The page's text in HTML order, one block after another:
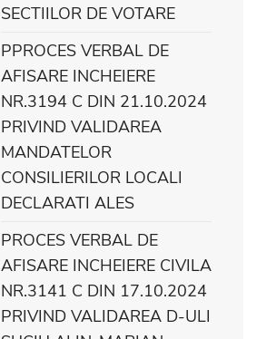
SECTIILOR DE VOTARE
PPROCES VERBAL DE
AFISARE INCHEIERE
NR.3194 C DIN 21.10.2024
PRIVIND VALIDAREA
MANDATELOR
CONSILIERILOR LOCALI
DECLARATI ALES
PROCES VERBAL DE
AFISARE INCHEIERE CIVILA
NR.3141 C DIN 17.10.2024
PRIVIND VALIDAREA D-ULI